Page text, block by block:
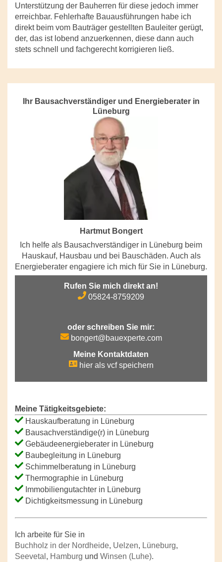
Unterstützung der Bauherren für diese jedoch immer
erreichbar. Fehlerhafte Bauausführungen habe ich
direkt beim vom Bauträger gestellten Bauleiter gerügt,
der, das ist lobend anzuerkennen, diese dann auch
stets schnell und fachgerecht korrigieren ließ.
Ihr Bausachverständiger und Energieberater in
Lüneburg
Hartmut Bongert
Ich helfe als Bausachverständiger in Lüneburg beim
Hauskauf, Hausbau und bei Bauschäden. Auch als
Energieberater engagiere ich mich für Sie in Lüneburg.
Rufen Sie mich direkt an!
05824-8759209
oder schreiben Sie mir:
bongert@bauexperte.com
Meine Kontaktdaten
hier als vcf speichern
Meine Tätigkeitsgebiete:
Hauskaufberatung in Lüneburg
Bausachverständige(r) in Lüneburg
Gebäudeenergieberater in Lüneburg
Baubegleitung in Lüneburg
Schimmelberatung in Lüneburg
Thermographie in Lüneburg
Immobiliengutachter in Lüneburg
Dichtigkeitsmessung in Lüneburg
Ich arbeite für Sie in
Buchholz in der Nordheide, Uelzen, Lüneburg,
Seevetal , Hamburg und Winsen (Luhe).